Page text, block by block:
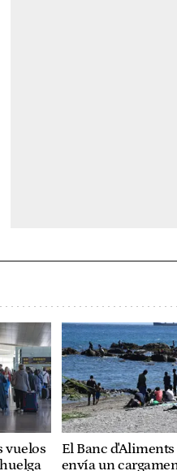
vuelos
El Banc
envía un